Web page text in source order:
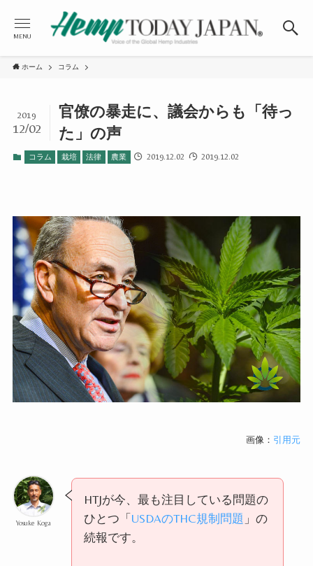
MENU
ホーム コラム
官僚の暴走に、議会からも「待っ
た」の声
2019
12/02
コラム 栽培 法律 農業 2019.12.02 2019.12.02
画像： 引用元
Yosuke Koga
HTJが今、最も注目している問題の
ひとつ「USDAのTHC規制問題 」の
続報です。